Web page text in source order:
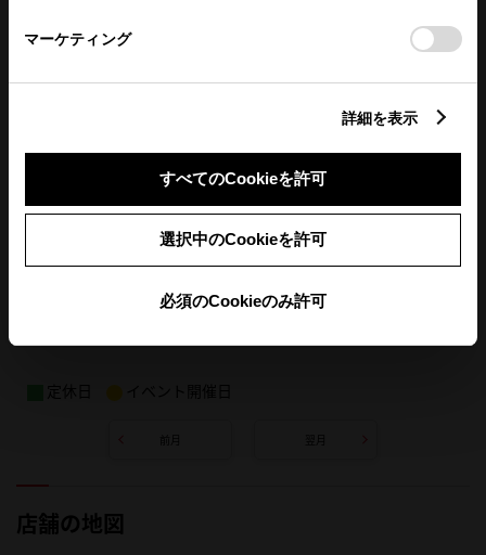
マーケティング
詳細を表示
すべてのCookieを許可
選択中のCookieを許可
必須のCookieのみ許可
店舗の地図